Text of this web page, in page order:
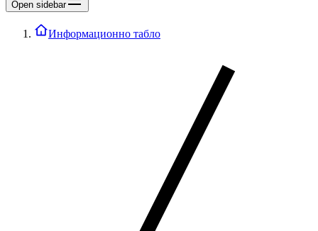
Open sidebar
Информационно табло